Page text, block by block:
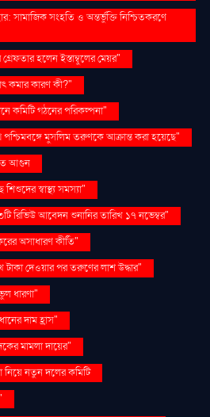
সামাজিক সংহতি ও অন্তর্ভুক্তি নিশ্চিতকরণে
হলেন ইস্তাম্বুলের মেয়র"
কমার কারণ কী?"
কমিটি গঠনের পরিকল্পনা"
মুসলিম তরুণকে আক্রান্ত করা হয়েছে"
আগুন
স্বাস্থ্য সমস্যা"
রিভিউ আবেদন শুনানির তারিখ ১৭ নভেম্বর"
অসাধারণ কীর্তি"
টাকা দেওয়ার পর তরুণের লাশ উদ্ধার"
ধারণা"
দাম হ্রাস"
মামলা দায়ের"
নিয়ে নতুন দলের কমিটি